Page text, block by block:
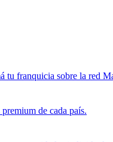
tu franquicia sobre la red
de cada país.